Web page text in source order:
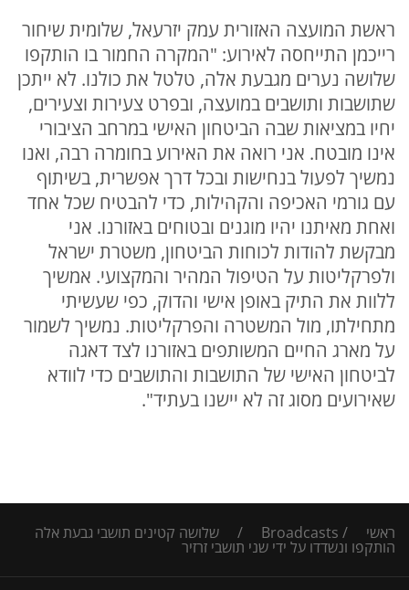
ראשת המועצה האזורית עמק יזרעאל, שלומית שיחור
רייכמן התייחסה לאירוע: "המקרה החמור בו הותקפו
שלושה נערים מגבעת אלה, טלטל את כולנו. לא ייתכן
שתושבות ותושבים במועצה, ובפרט צעירות וצעירים,
יחיו במציאות שבה הביטחון האישי במרחב הציבורי
אינו מובטח. אני רואה את האירוע בחומרה רבה, ואנו
נמשיך לפעול בנחישות ובכל דרך אפשרית, בשיתוף
עם גורמי האכיפה והקהילות, כדי להבטיח שכל אחד
ואחת מאיתנו יהיו מוגנים ובטוחים באזורנו. אני
מבקשת להודות לכוחות הביטחון, משטרת ישראל
ולפרקליטות על הטיפול המהיר והמקצועי. אמשיך
ללוות את התיק באופן אישי והדוק, כפי שעשיתי
מתחילתו, מול המשטרה והפרקליטות. נמשיך לשמור
על מארג החיים המשותפים באזורנו לצד דאגה
לביטחון האישי של התושבות והתושבים כדי לוודא
שאירועים מסוג זה לא יישנו בעתיד".
ראשי /
Broadcasts
/ שלושה קטינים תושבי גבעת אלה
הותקפו ונשדדו על ידי שני תושבי זרזיר